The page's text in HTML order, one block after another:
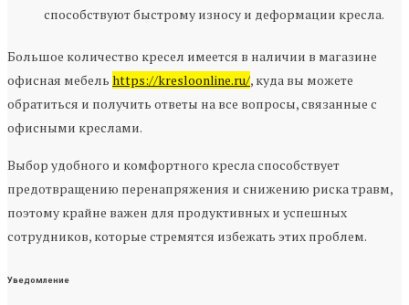
способствуют быстрому износу и деформации кресла.
Большое количество кресел имеется в наличии в магазине
офисная мебель https://kresloonline.ru/, куда вы можете
обратиться и получить ответы на все вопросы, связанные с
офисными креслами.
Выбор удобного и комфортного кресла способствует
предотвращению перенапряжения и снижению риска травм,
поэтому крайне важен для продуктивных и успешных
сотрудников, которые стремятся избежать этих проблем.
Уведомление